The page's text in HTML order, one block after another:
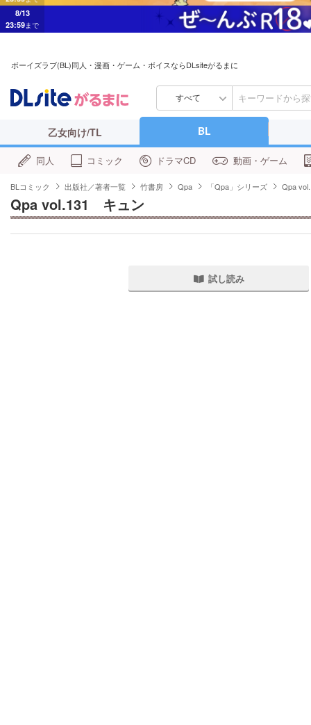
8/13
23:59まで
ボーイズラブ(BL)同人・漫画・ゲーム・ボイスならDLsiteがるまに
すべて
乙女向け/TL BL
同人 コミック ドラマCD 動画・ゲーム
BLコミック 出版社／著者一覧 竹書房 Qpa 「Qpa」シリーズ Qpa
Qpa vol.131　キュン
試し読み